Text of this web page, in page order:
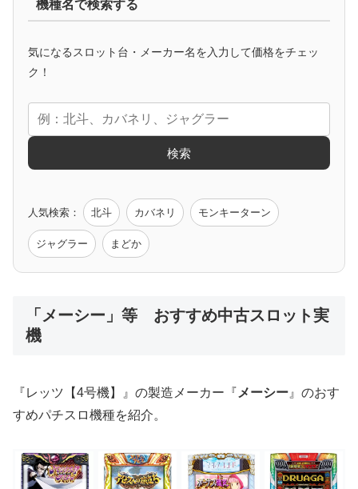
マイジャグ ファンキー アイム ゴージャグ ハッピー
アニメタイアップ
エヴァ コードギアス 化物語 炎炎ノ消防隊
モンハン バイオ ペルソナ
値下げ台
機種名で検索する
気になるスロット台・メーカー名を入力して価格をチェッ
ク！
検索
人気検索： 北斗 カバネリ モンキーターン
ジャグラー まどか
「メーシー」等 おすすめ中古スロット実
機
『レッツ【4号機】』の製造メーカー『 メーシー 』のおす
すめパチスロ機種を紹介。